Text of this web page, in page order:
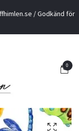
/ Godkänd för
0